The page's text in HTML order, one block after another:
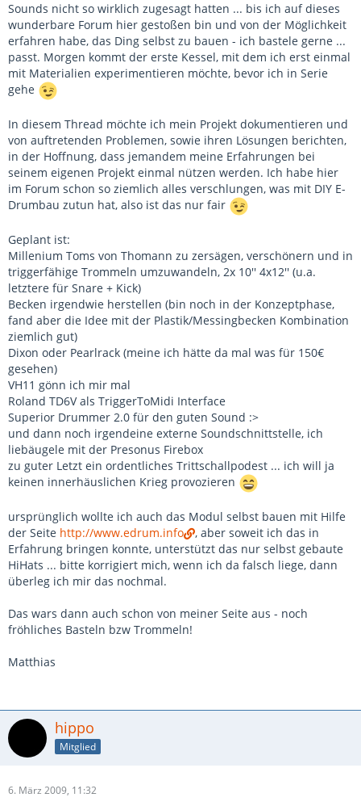
Sounds nicht so wirklich zugesagt hatten ... bis ich auf dieses
wunderbare Forum hier gestoßen bin und von der Möglichkeit
erfahren habe, das Ding selbst zu bauen - ich bastele gerne ...
passt. Morgen kommt der erste Kessel, mit dem ich erst einmal
mit Materialien experimentieren möchte, bevor ich in Serie
gehe
In diesem Thread möchte ich mein Projekt dokumentieren und
von auftretenden Problemen, sowie ihren Lösungen berichten,
in der Hoffnung, dass jemandem meine Erfahrungen bei
seinem eigenen Projekt einmal nützen werden. Ich habe hier
im Forum schon so ziemlich alles verschlungen, was mit DIY E-
Drumbau zutun hat, also ist das nur fair
Geplant ist:
Millenium Toms von Thomann zu zersägen, verschönern und in
triggerfähige Trommeln umzuwandeln, 2x 10'' 4x12'' (u.a.
letztere für Snare + Kick)
Becken irgendwie herstellen (bin noch in der Konzeptphase,
fand aber die Idee mit der Plastik/Messingbecken Kombination
ziemlich gut)
Dixon oder Pearlrack (meine ich hätte da mal was für 150€
gesehen)
VH11 gönn ich mir mal
Roland TD6V als TriggerToMidi Interface
Superior Drummer 2.0 für den guten Sound :>
und dann noch irgendeine externe Soundschnittstelle, ich
liebäugele mit der Presonus Firebox
zu guter Letzt ein ordentliches Trittschallpodest ... ich will ja
keinen innerhäuslichen Krieg provozieren
ursprünglich wollte ich auch das Modul selbst bauen mit Hilfe
der Seite http://www.edrum.info
, aber soweit ich das in
Erfahrung bringen konnte, unterstützt das nur selbst gebaute
HiHats ... bitte korrigiert mich, wenn ich da falsch liege, dann
überleg ich mir das nochmal.
Das wars dann auch schon von meiner Seite aus - noch
fröhliches Basteln bzw Trommeln!
Matthias
hippo
Mitglied
6. März 2009, 11:32